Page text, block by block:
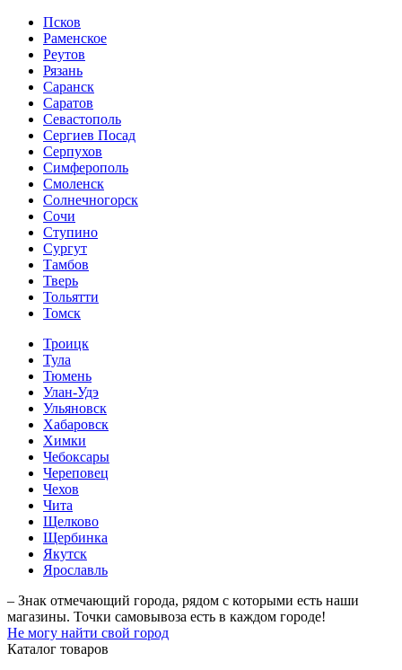
Псков
Раменское
Реутов
Рязань
Саранск
Саратов
Севастополь
Сергиев Посад
Серпухов
Симферополь
Смоленск
Солнечногорск
Сочи
Ступино
Сургут
Тамбов
Тверь
Тольятти
Томск
Троицк
Тула
Тюмень
Улан-Удэ
Ульяновск
Хабаровск
Химки
Чебоксары
Череповец
Чехов
Чита
Щелково
Щербинка
Якутск
Ярославль
– Знак отмечающий города, рядом с которыми есть наши
магазины. Точки самовывоза есть в каждом городе!
Не могу найти свой город
Каталог товаров